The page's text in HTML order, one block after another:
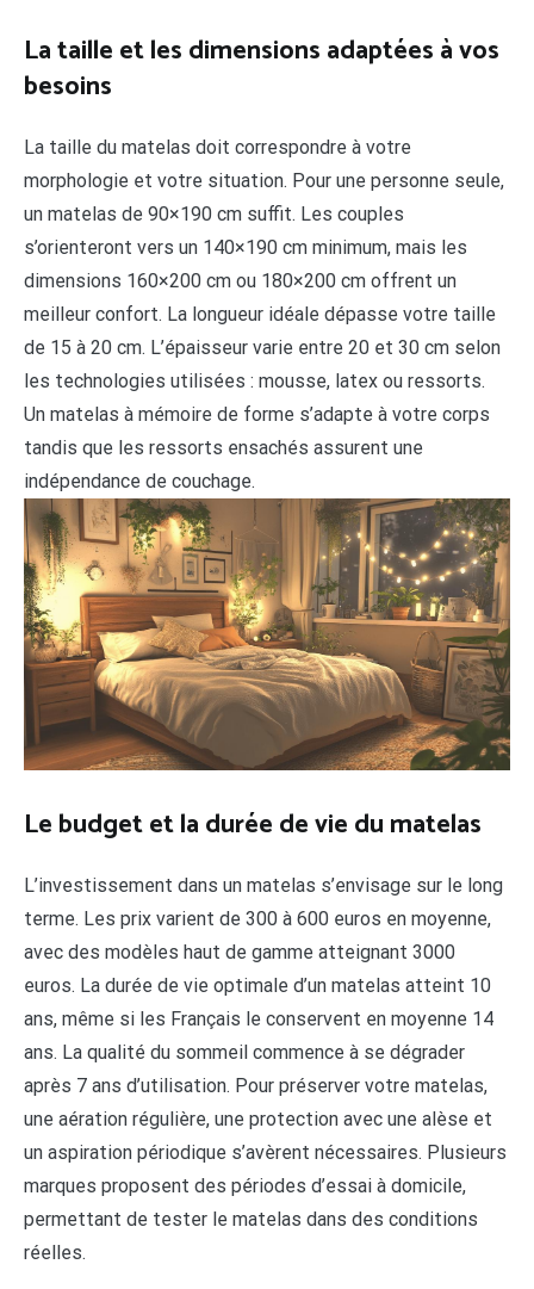
La taille et les dimensions adaptées à vos
besoins
La taille du matelas doit correspondre à votre
morphologie et votre situation. Pour une personne seule,
un matelas de 90×190 cm suffit. Les couples
s’orienteront vers un 140×190 cm minimum, mais les
dimensions 160×200 cm ou 180×200 cm offrent un
meilleur confort. La longueur idéale dépasse votre taille
de 15 à 20 cm. L’épaisseur varie entre 20 et 30 cm selon
les technologies utilisées : mousse, latex ou ressorts.
Un matelas à mémoire de forme s’adapte à votre corps
tandis que les ressorts ensachés assurent une
indépendance de couchage.
Le budget et la durée de vie du matelas
L’investissement dans un matelas s’envisage sur le long
terme. Les prix varient de 300 à 600 euros en moyenne,
avec des modèles haut de gamme atteignant 3000
euros. La durée de vie optimale d’un matelas atteint 10
ans, même si les Français le conservent en moyenne 14
ans. La qualité du sommeil commence à se dégrader
après 7 ans d’utilisation. Pour préserver votre matelas,
une aération régulière, une protection avec une alèse et
un aspiration périodique s’avèrent nécessaires. Plusieurs
marques proposent des périodes d’essai à domicile,
permettant de tester le matelas dans des conditions
réelles.